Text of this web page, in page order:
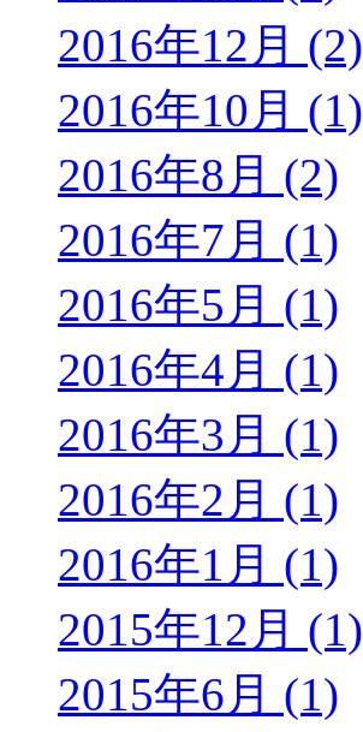
2016年12月 (2)
2016年10月 (1)
2016年8月 (2)
2016年7月 (1)
2016年5月 (1)
2016年4月 (1)
2016年3月 (1)
2016年2月 (1)
2016年1月 (1)
2015年12月 (1)
2015年6月 (1)